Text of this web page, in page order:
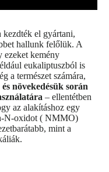
kezdték el gyártani,
hallunk felőlük. A
ezeket kemény
eukaliptuszból is
a természet számára,
növekedésük során
– ellentétben
az alakításhoz egy
N-oxidot ( NMMO)
mint a